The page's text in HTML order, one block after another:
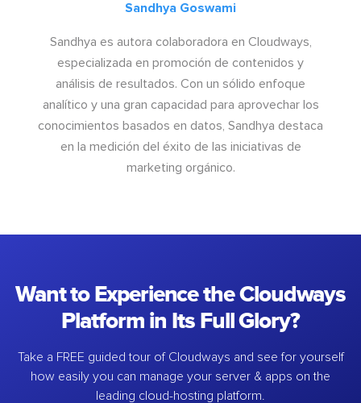
Sandhya Goswami
Sandhya es autora colaboradora en Cloudways,
especializada en promoción de contenidos y
análisis de resultados. Con un sólido enfoque
analítico y una gran capacidad para aprovechar los
conocimientos basados en datos, Sandhya destaca
en la medición del éxito de las iniciativas de
marketing orgánico.
Want to Experience the Cloudways
Platform in Its Full Glory?
Take a FREE guided tour of Cloudways and see for yourself
how easily you can manage your server & apps on the
leading cloud-hosting platform.